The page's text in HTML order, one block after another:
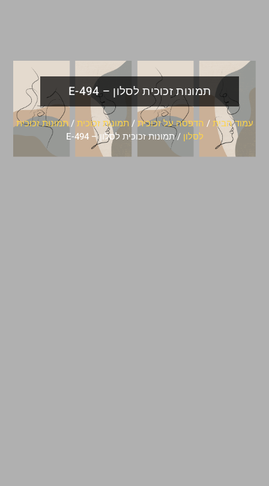
תמונות זכוכית לסלון – E-494
עמוד הבית/ הדפסה על זכוכית/ תמונות זכוכית/תמונות זכוכית
לסלון / תמונות זכוכית לסלון – E-494